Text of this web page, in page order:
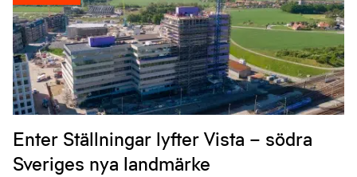
Enter Ställningar lyfter Vista – södra
Sveriges nya landmärke